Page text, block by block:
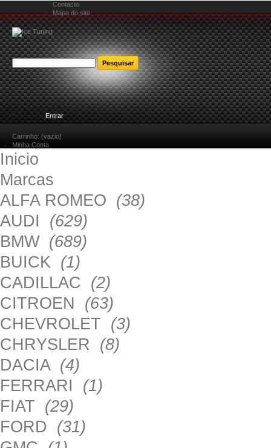
Contacto
Mapa do site
Bem-vindoEntrar
Carrinho: (vazio)
Minha Conta
Inicio
Marcas
ALFA ROMEO (38)
AUDI (629)
BMW (689)
BUICK (1)
CADILLAC (2)
CITROEN (63)
CHEVROLET (3)
CHRYSLER (8)
DACIA (4)
FERRARI (1)
FIAT (29)
FORD (31)